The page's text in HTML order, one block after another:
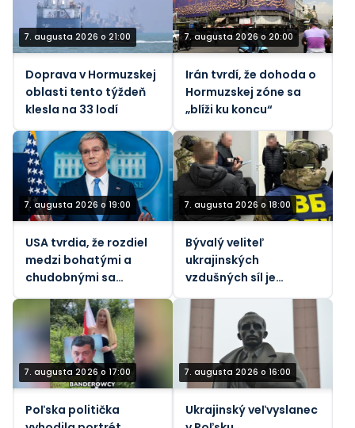
7. augusta 2026 o 21:00
Doprava v Hormuzskej
oblasti tento týždeň
klesla na 33 lodí
7. augusta 2026 o 20:00
Irán tvrdí, že dohoda o
Hormuzskej zóne sa
„blíži ku koncu“
7. augusta 2026 o 19:00
USA tvrdia, že rozdiel
medzi bohatými a
chudobnými sa
prudko rastúcim
životným nákladom.
7. augusta 2026 o 18:00
Bývalý veliteľ
ukrajinských
vzdušných síl je
vyšetrovania korupcie
7. augusta 2026 o 17:00
Poľska politička
7. augusta 2026 o 16:00
Ukrajinský veľvyslanec